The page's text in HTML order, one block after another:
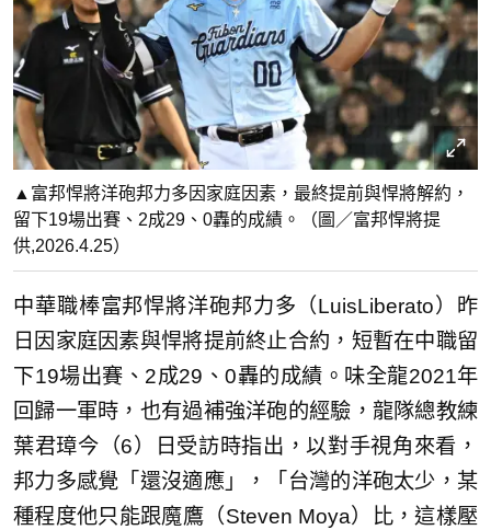
▲富邦悍將洋砲邦力多因家庭因素，最終提前與悍將解約，
留下19場出賽、2成29、0轟的成績。（圖／富邦悍將提
供,2026.4.25）
中華職棒富邦悍將洋砲邦力多（LuisLiberato）昨
日因家庭因素與悍將提前終止合約，短暫在中職留
下19場出賽、2成29、0轟的成績。味全龍2021年
回歸一軍時，也有過補強洋砲的經驗，龍隊總教練
葉君璋今（6）日受訪時指出，以對手視角來看，
邦力多感覺「還沒適應」，「台灣的洋砲太少，某
種程度他只能跟魔鷹（Steven Moya）比，這樣壓